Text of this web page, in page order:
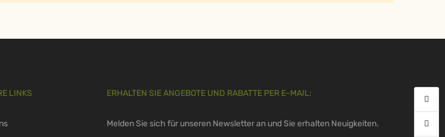
LINKS ERHALTEN SIE ANGEBOTE UND RABATTE PER E-MAIL:
Melden Sie sich für unseren Newsletter an und Sie erhalten Neuigkeiten.